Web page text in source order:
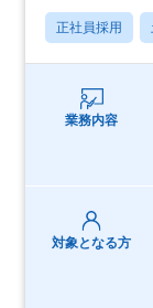
正社員採用
業務内容
対象となる方